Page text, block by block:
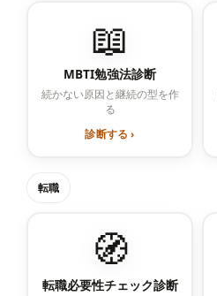
📖
MBTI勉強法診断
続かない原因と継続の型を作
る
診断する ›
転職
🧭
転職必要性チェック診断